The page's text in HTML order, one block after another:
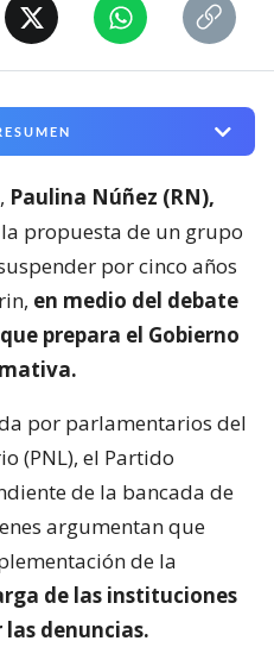
Paulina Núñez (RN),
propuesta de un grupo
por cinco años
en medio del debate
prepara el Gobierno
por parlamentarios del
(PNL), el Partido
de la bancada de
argumentan que
de la
de las instituciones
denuncias.